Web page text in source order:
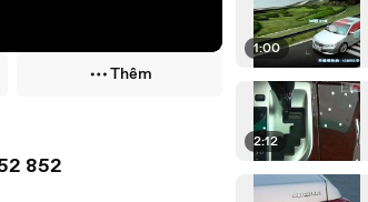
Thêm
852
1:00
2:12